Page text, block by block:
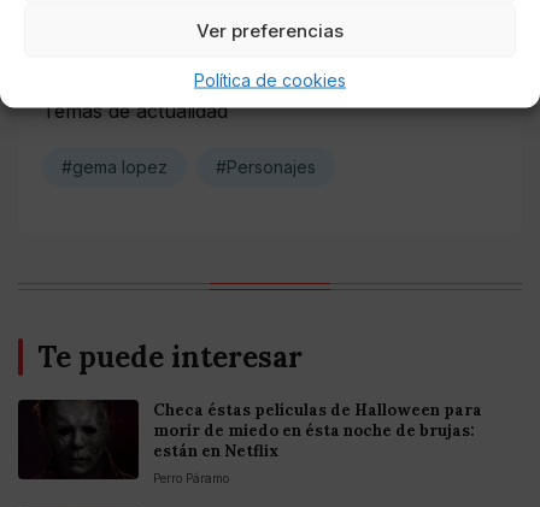
Ver preferencias
Política de cookies
Temas de actualidad
#gema lopez #Personajes
Te puede interesar
Checa éstas películas de Halloween para
morir de miedo en ésta noche de brujas:
están en Netflix
Perro Páramo